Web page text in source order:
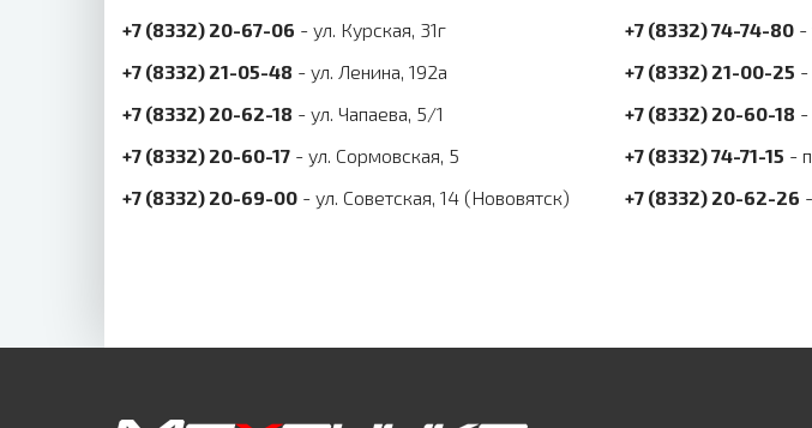
+7 (8332) 20-67-06 - ул. Курская, 31г +7 (8332) 74-74-80-
+7 (8332) 21-05-48 - ул. Ленина, 192а +7 (8332) 21-00-25 -
+7 (8332) 20-62-18 - ул. Чапаева, 5/1 +7 (8332) 20-60-18 -
+7 (8332) 20-60-17 - ул. Сормовская, 5 +7 (8332) 74-71-15 -
+7 (8332) 20-69-00 - ул. Советская, 14 (Нововятск) +7 (8332) 20-62-26